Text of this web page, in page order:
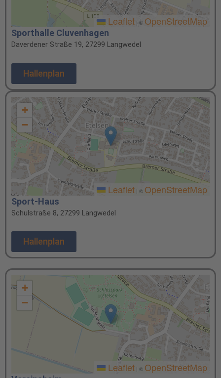
Leaflet | © OpenStreetMap
Sporthalle Cluvenhagen
Daverdener Straße 19, 27299 Langwedel
Hallenplan
+
−
Leaflet | © OpenStreetMap
Sport-Haus
Schulstraße 8, 27299 Langwedel
Hallenplan
+
−
Leaflet | © OpenStreetMap